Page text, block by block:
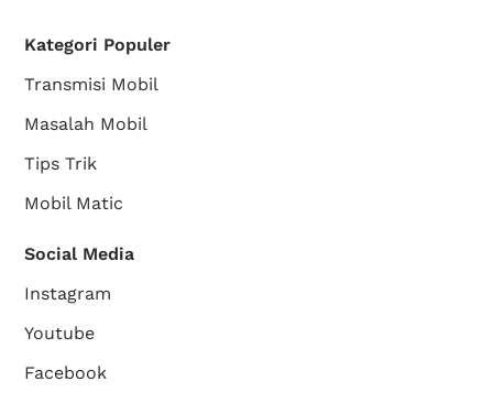
Kategori Populer
Transmisi Mobil
Masalah Mobil
Tips Trik
Mobil Matic
Social Media
Instagram
Youtube
Facebook